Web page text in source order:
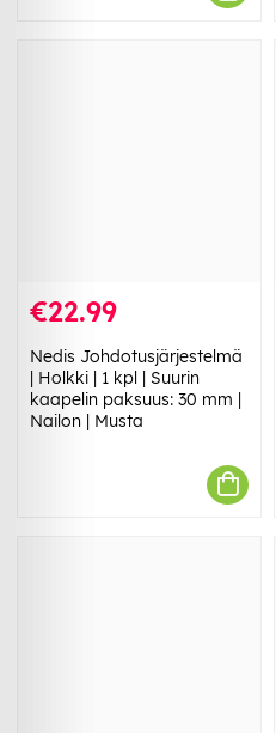
€22.99
Nedis Johdotusjärjestelmä
| Holkki | 1 kpl | Suurin
kaapelin paksuus: 30 mm |
Nailon | Musta